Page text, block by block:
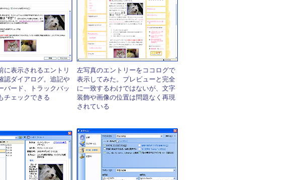
に表示されるエントリ
認ダイアログ。追記や
バード、トラックバッ
チェックできる
左写真のエントリーをココログで
表示してみた。プレビューと完全
に一致するわけではないが、文字
装飾や画像の位置は問題なく再現
されている